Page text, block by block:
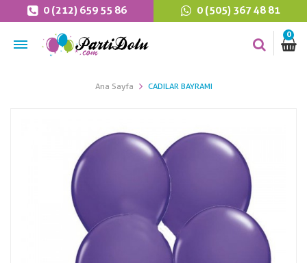
0 (212) 659 55 86 0 (505) 367 48 81
0
Ana Sayfa CADILAR BAYRAMI